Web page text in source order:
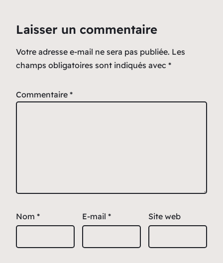
Laisser un commentaire
Votre adresse e-mail ne sera pas publiée. Les
champs obligatoires sont indiqués avec *
Commentaire *
Nom * E-mail * Site web